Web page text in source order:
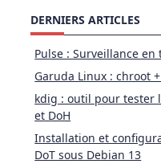
DERNIERS ARTICLES
Pulse : Surveillance
Garuda Linux : chroot
kdig : outil pour tester
et DoH
Installation et
DoT sous Debian 13